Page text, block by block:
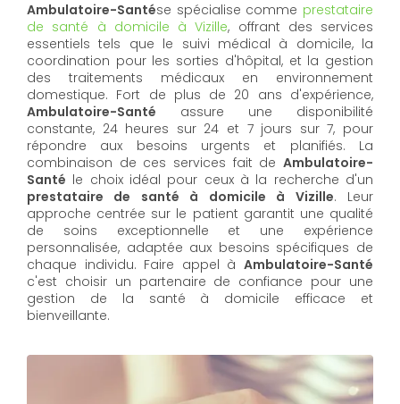
Ambulatoire-Santése spécialise comme prestataire
de santé à domicile à Vizille, offrant des services
essentiels tels que le suivi médical à domicile, la
coordination pour les sorties d'hôpital, et la gestion
des traitements médicaux en environnement
domestique. Fort de plus de 20 ans d'expérience,
Ambulatoire-Santé assure une disponibilité
constante, 24 heures sur 24 et 7 jours sur 7, pour
répondre aux besoins urgents et planifiés. La
combinaison de ces services fait de Ambulatoire-
Santé le choix idéal pour ceux à la recherche d'un
prestataire de santé à domicile à Vizille. Leur
approche centrée sur le patient garantit une qualité
de soins exceptionnelle et une expérience
personnalisée, adaptée aux besoins spécifiques de
chaque individu. Faire appel à Ambulatoire-Santé
c'est choisir un partenaire de confiance pour une
gestion de la santé à domicile efficace et
bienveillante.